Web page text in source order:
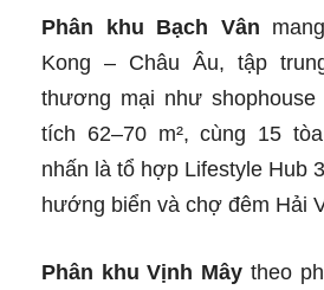
Phân khu Bạch Vân
Kong – Châu Âu, tập
thương mại như
tích 62–70 m², cùng 15
nhấn là tổ hợp Lifestyle Hub
hướng biển và chợ đêm Hải
Phân khu Vịnh Mây theo